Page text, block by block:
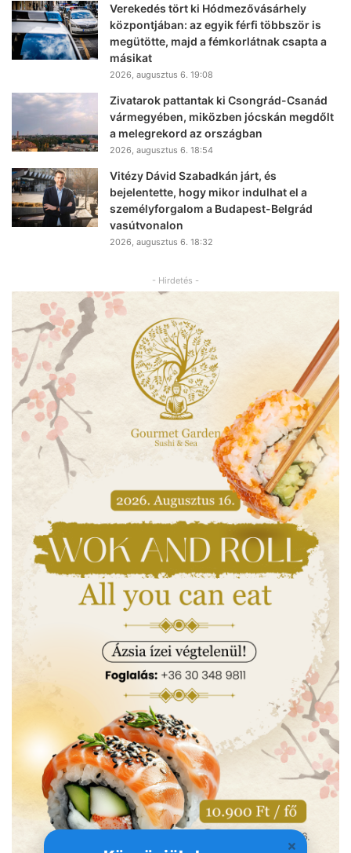
Verekedés tört ki Hódmezővásárhely
központjában: az egyik férfi többször is
megütötte, majd a fémkorlátnak csapta a
másikat
2026, augusztus 6. 19:08
Zivatarok pattantak ki Csongrád-Csanád
vármegyében, miközben jócskán megdőlt
a melegrekord az országban
2026, augusztus 6. 18:54
Vitézy Dávid Szabadkán járt, és
bejelentette, hogy mikor indulhat el a
személyforgalom a Budapest-Belgrád
vasútvonalon
2026, augusztus 6. 18:32
- Hirdetés -